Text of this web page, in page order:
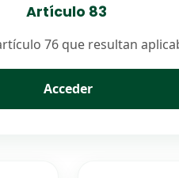
Artículo 83
76 que resultan
Acceder